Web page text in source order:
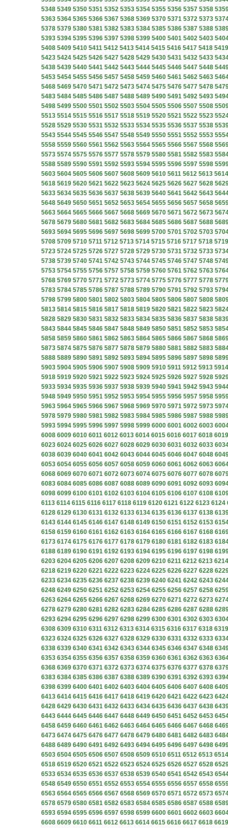
5348 5349 5350 5351 5352 5353 5354 5355 5356 5357 5358
5363 5364 5365 5366 5367 5368 5369 5370 5371 5372 5373
5378 5379 5380 5381 5382 5383 5384 5385 5386 5387 5388
5393 5394 5395 5396 5397 5398 5399 5400 5401 5402 5403
5408 5409 5410 5411 5412 5413 5414 5415 5416 5417 5418 5419
5423 5424 5425 5426 5427 5428 5429 5430 5431 5432 5433
5438 5439 5440 5441 5442 5443 5444 5445 5446 5447 5448
5453 5454 5455 5456 5457 5458 5459 5460 5461 5462 5463
5468 5469 5470 5471 5472 5473 5474 5475 5476 5477 5478
5483 5484 5485 5486 5487 5488 5489 5490 5491 5492 5493
5498 5499 5500 5501 5502 5503 5504 5505 5506 5507 5508
5513 5514 5515 5516 5517 5518 5519 5520 5521 5522 5523
5528 5529 5530 5531 5532 5533 5534 5535 5536 5537 5538
5543 5544 5545 5546 5547 5548 5549 5550 5551 5552 5553
5558 5559 5560 5561 5562 5563 5564 5565 5566 5567 5568
5573 5574 5575 5576 5577 5578 5579 5580 5581 5582 5583
5588 5589 5590 5591 5592 5593 5594 5595 5596 5597 5598
5603 5604 5605 5606 5607 5608 5609 5610 5611 5612 5613 5614
5618 5619 5620 5621 5622 5623 5624 5625 5626 5627 5628
5633 5634 5635 5636 5637 5638 5639 5640 5641 5642 5643
5648 5649 5650 5651 5652 5653 5654 5655 5656 5657 5658
5663 5664 5665 5666 5667 5668 5669 5670 5671 5672 5673
5678 5679 5680 5681 5682 5683 5684 5685 5686 5687 5688
5693 5694 5695 5696 5697 5698 5699 5700 5701 5702 5703
5708 5709 5710 5711 5712 5713 5714 5715 5716 5717 5718 5719
5723 5724 5725 5726 5727 5728 5729 5730 5731 5732 5733
5738 5739 5740 5741 5742 5743 5744 5745 5746 5747 5748
5753 5754 5755 5756 5757 5758 5759 5760 5761 5762 5763
5768 5769 5770 5771 5772 5773 5774 5775 5776 5777 5778
5783 5784 5785 5786 5787 5788 5789 5790 5791 5792 5793
5798 5799 5800 5801 5802 5803 5804 5805 5806 5807 5808
5813 5814 5815 5816 5817 5818 5819 5820 5821 5822 5823
5828 5829 5830 5831 5832 5833 5834 5835 5836 5837 5838
5843 5844 5845 5846 5847 5848 5849 5850 5851 5852 5853
5858 5859 5860 5861 5862 5863 5864 5865 5866 5867 5868
5873 5874 5875 5876 5877 5878 5879 5880 5881 5882 5883
5888 5889 5890 5891 5892 5893 5894 5895 5896 5897 5898
5903 5904 5905 5906 5907 5908 5909 5910 5911 5912 5913 5914
5918 5919 5920 5921 5922 5923 5924 5925 5926 5927 5928
5933 5934 5935 5936 5937 5938 5939 5940 5941 5942 5943
5948 5949 5950 5951 5952 5953 5954 5955 5956 5957 5958
5963 5964 5965 5966 5967 5968 5969 5970 5971 5972 5973
5978 5979 5980 5981 5982 5983 5984 5985 5986 5987 5988
5993 5994 5995 5996 5997 5998 5999 6000 6001 6002 6003
6008 6009 6010 6011 6012 6013 6014 6015 6016 6017 6018 6019
6023 6024 6025 6026 6027 6028 6029 6030 6031 6032 6033
6038 6039 6040 6041 6042 6043 6044 6045 6046 6047 6048
6053 6054 6055 6056 6057 6058 6059 6060 6061 6062 6063
6068 6069 6070 6071 6072 6073 6074 6075 6076 6077 6078
6083 6084 6085 6086 6087 6088 6089 6090 6091 6092 6093
6098 6099 6100 6101 6102 6103 6104 6105 6106 6107 6108
6113 6114 6115 6116 6117 6118 6119 6120 6121 6122 6123 6124
6128 6129 6130 6131 6132 6133 6134 6135 6136 6137 6138
6143 6144 6145 6146 6147 6148 6149 6150 6151 6152 6153
6158 6159 6160 6161 6162 6163 6164 6165 6166 6167 6168
6173 6174 6175 6176 6177 6178 6179 6180 6181 6182 6183
6188 6189 6190 6191 6192 6193 6194 6195 6196 6197 6198
6203 6204 6205 6206 6207 6208 6209 6210 6211 6212 6213 6214
6218 6219 6220 6221 6222 6223 6224 6225 6226 6227 6228
6233 6234 6235 6236 6237 6238 6239 6240 6241 6242 6243
6248 6249 6250 6251 6252 6253 6254 6255 6256 6257 6258
6263 6264 6265 6266 6267 6268 6269 6270 6271 6272 6273
6278 6279 6280 6281 6282 6283 6284 6285 6286 6287 6288
6293 6294 6295 6296 6297 6298 6299 6300 6301 6302 6303
6308 6309 6310 6311 6312 6313 6314 6315 6316 6317 6318 6319
6323 6324 6325 6326 6327 6328 6329 6330 6331 6332 6333
6338 6339 6340 6341 6342 6343 6344 6345 6346 6347 6348
6353 6354 6355 6356 6357 6358 6359 6360 6361 6362 6363
6368 6369 6370 6371 6372 6373 6374 6375 6376 6377 6378
6383 6384 6385 6386 6387 6388 6389 6390 6391 6392 6393
6398 6399 6400 6401 6402 6403 6404 6405 6406 6407 6408
6413 6414 6415 6416 6417 6418 6419 6420 6421 6422 6423
6428 6429 6430 6431 6432 6433 6434 6435 6436 6437 6438
6443 6444 6445 6446 6447 6448 6449 6450 6451 6452 6453
6458 6459 6460 6461 6462 6463 6464 6465 6466 6467 6468
6473 6474 6475 6476 6477 6478 6479 6480 6481 6482 6483
6488 6489 6490 6491 6492 6493 6494 6495 6496 6497 6498
6503 6504 6505 6506 6507 6508 6509 6510 6511 6512 6513 6514
6518 6519 6520 6521 6522 6523 6524 6525 6526 6527 6528
6533 6534 6535 6536 6537 6538 6539 6540 6541 6542 6543
6548 6549 6550 6551 6552 6553 6554 6555 6556 6557 6558
6563 6564 6565 6566 6567 6568 6569 6570 6571 6572 6573
6578 6579 6580 6581 6582 6583 6584 6585 6586 6587 6588
6593 6594 6595 6596 6597 6598 6599 6600 6601 6602 6603
6608 6609 6610 6611 6612 6613 6614 6615 6616 6617 6618 6619